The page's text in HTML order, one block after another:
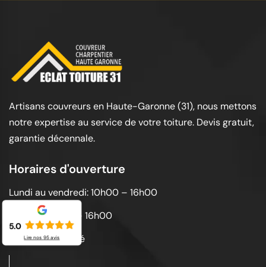
Artisans couvreurs en Haute-Garonne (31), nous mettons
notre expertise au service de votre toiture. Devis gratuit,
garantie décennale.
Horaires d'ouverture
Lundi au vendredi: 10h00 – 16h00
Samedi: 10h00 – 16h00
Dimanche: Fermé
5.0
Lire nos 95avis